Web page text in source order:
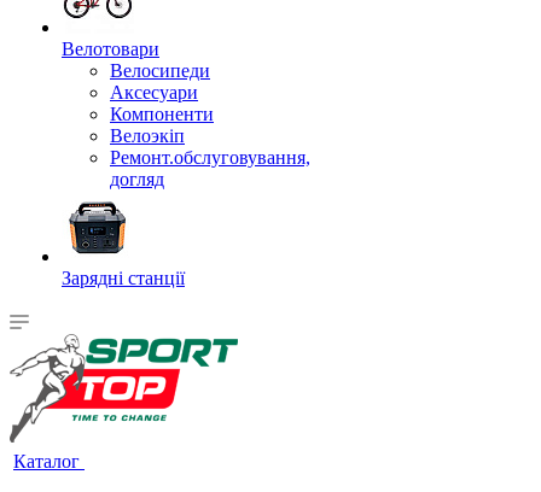
Велотовари
Велосипеди
Аксесуари
Компоненти
Велоэкіп
Ремонт.обслуговування,
догляд
Зарядні станції
Каталог